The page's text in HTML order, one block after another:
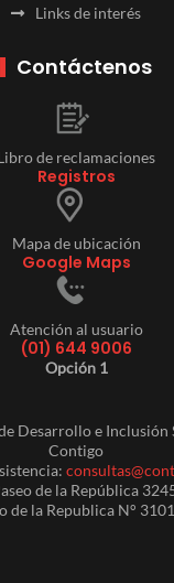
Links de interés
Contáctenos
de reclamaciones
Registros
Mapa de ubicación
Google Maps
Atención al usuario
(01) 644 9006
Opción 1
Desarrollo e Inclusión
Contigo
de la República
de la Republica N°